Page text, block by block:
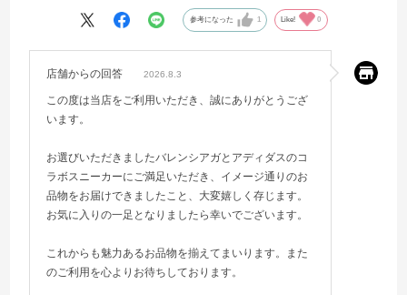
参考になった 1 Like! 0
店舗からの回答 2026.8.3
この度は当店をご利用いただき、誠にありがとうござ
います。
お選びいただきましたバレンシアガとアディダスのコ
ラボスニーカーにご満足いただき、イメージ通りのお
品物をお届けできましたこと、大変嬉しく存じます。
お気に入りの一足となりましたら幸いでございます。
これからも魅力あるお品物を揃えてまいります。また
のご利用を心よりお待ちしております。